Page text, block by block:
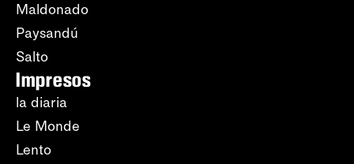
Maldonado
Paysandú
Salto
Impresos
la diaria
Le Monde
Lento